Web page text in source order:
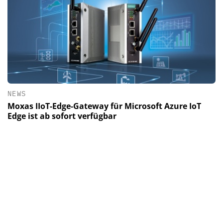
NEWS
Moxas IIoT-Edge-Gateway für Microsoft Azure IoT
Edge ist ab sofort verfügbar